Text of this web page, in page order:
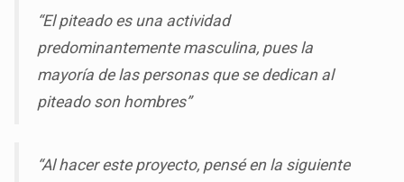
“El piteado es una actividad
predominantemente masculina, pues la
mayoría de las personas que se dedican al
piteado son hombres”
“Al hacer este proyecto, pensé en la siguiente